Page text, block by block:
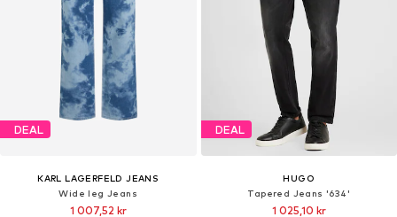
DEAL
KARL LAGERFELD JEANS
Wide leg Jeans
1 007,52 kr
DEAL
HUGO
Tapered Jeans '634'
1 025,10 kr